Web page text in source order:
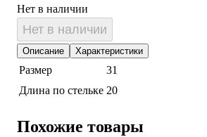
Нет в наличии
Нет в наличии
Описание Характеристики
Размер
31
Длина по стельке 20
Похожие товары